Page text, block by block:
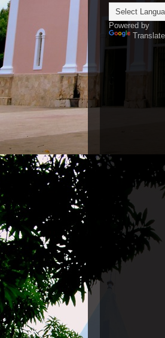
Powered by
Translate